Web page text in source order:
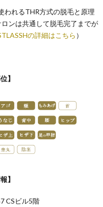
われるTHR方式の脱毛と原理
ンは共通して脱毛完了までが
の詳細はこちら ）
】
】
CSビル5階